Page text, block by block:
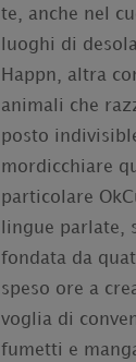
te, anche nel
luoghi di
Happn, altra
animali che
posto
mordicchiare
particolare
lingue parlate,
fondata da
speso ore a
voglia di
fumetti e